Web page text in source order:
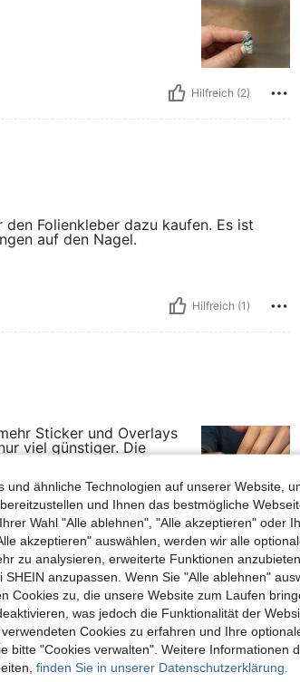
Hilfreich (2)
Folienkleber dazu kaufen. Es ist
auf den Nagel.
Hilfreich (1)
Sticker und Overlays
viel günstiger. Die
auf Shein nur in viel
nur empfehlen. Bitte
Hilfreich (0)
und ähnliche Technologien auf unserer Website,
und Ihnen das bestmögliche
Wahl "Alle ablehnen", "Alle akzeptieren" oder
akzeptieren" auswählen, werden wir alle
zu analysieren, erweiterte Funktionen
SHEIN anzupassen. Wenn Sie "Alle ablehnen"
Cookies zu, die unsere Website zum Laufen
was jedoch die Funktionalität der
Cookies zu erfahren und Ihre
bitte "Cookies verwalten". Weitere Informationen
finden Sie in unserer Datenschutzerklärung.